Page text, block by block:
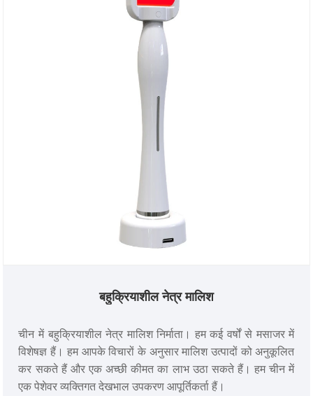
बहुक्रियाशील नेत्र मालिश
चीन में बहुक्रियाशील नेत्र मालिश निर्माता। हम कई वर्षों से मसाजर में
विशेषज्ञ हैं। हम आपके विचारों के अनुसार मालिश उत्पादों को अनुकूलित
कर सकते हैं और एक अच्छी कीमत का लाभ उठा सकते हैं। हम चीन में
एक पेशेवर व्यक्तिगत देखभाल उपकरण आपूर्तिकर्ता हैं।